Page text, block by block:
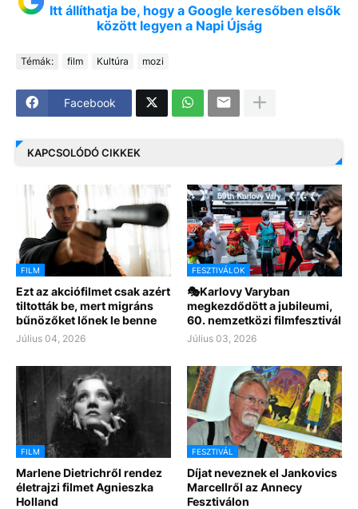
Itt állíthatja be, hogy a Google keresőben elsők
között legyen a Napi Újság
Témák: film Kultúra mozi
Facebook
KAPCSOLÓDÓ CIKKEK
FILM
Ezt az akciófilmet csak azért
tiltották be, mert migráns
bűnözőket lőnek le benne
Július 04, 2026
FESZTIVÁLOK
🎭Karlovy Varyban
megkezdődött a jubileumi,
60. nemzetközi filmfesztivál
Július 03, 2026
FILM
Marlene Dietrichről rendez
életrajzi filmet Agnieszka
Holland
FESZTIVÁL
Díjat neveznek el Jankovics
Marcellről az Annecy
Fesztiválon